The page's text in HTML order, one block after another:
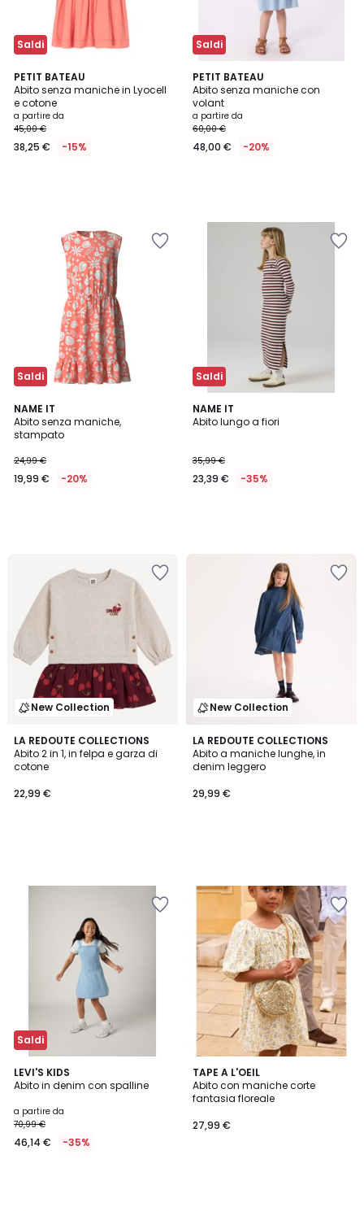
Saldi
PETIT BATEAU
Abito senza maniche in Lyocell
e cotone
a partire da
45,00 €
38,25 € -15%
Saldi
PETIT BATEAU
Abito senza maniche con
volant
a partire da
60,00 €
48,00 € -20%
Saldi
NAME IT
Abito senza maniche,
stampato
24,99 €
19,99 € -20%
Saldi
NAME IT
Abito lungo a fiori
35,99 €
23,39 € -35%
New Collection
LA REDOUTE COLLECTIONS
Abito 2 in 1, in felpa e garza di
cotone
22,99 €
New Collection
LA REDOUTE COLLECTIONS
Abito a maniche lunghe, in
denim leggero
29,99 €
Saldi
LEVI'S KIDS
Abito in denim con spalline
a partire da
70,99 €
46,14 € -35%
TAPE A L'OEIL
Abito con maniche corte
fantasia floreale
27,99 €